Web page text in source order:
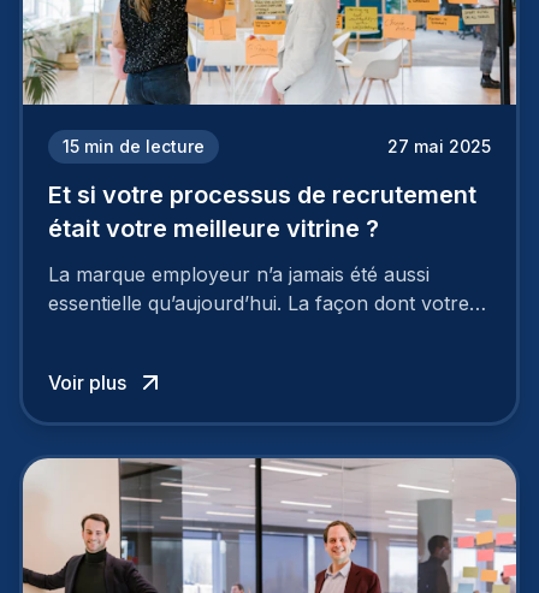
15 min de lecture 27 mai 2025
Et si votre processus de recrutement
était votre meilleure vitrine ?
La marque employeur n’a jamais été aussi
essentielle qu’aujourd’hui. La façon dont votre
à perdre les meilleurs profils.
Voir plus